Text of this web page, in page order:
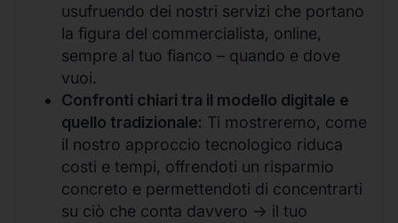
usufruendo dei nostri servizi che portano
la figura del commercialista, online,
sempre al tuo fianco – quando e dove
vuoi.
Confronti chiari tra il modello digitale e
quello tradizionale: Ti mostreremo, come
il nostro approccio tecnologico riduca
costi e tempi, offrendoti un risparmio
concreto e permettendoti di concentrarti
su ciò che conta davvero -> il tuo